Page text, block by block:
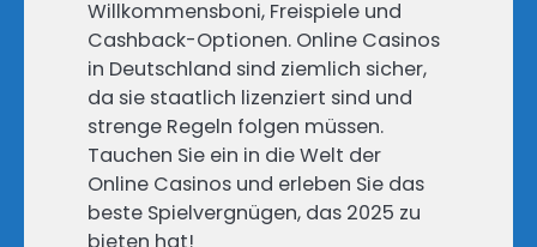
Willkommensboni, Freispiele und
Cashback-Optionen. Online Casinos
in Deutschland sind ziemlich sicher,
da sie staatlich lizenziert sind und
strenge Regeln folgen müssen.
Tauchen Sie ein in die Welt der
Online Casinos und erleben Sie das
beste Spielvergnügen, das 2025 zu
bieten hat!